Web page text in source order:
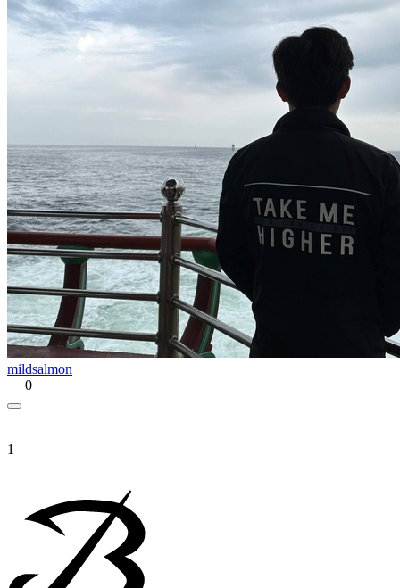
mildsalmon
0
1